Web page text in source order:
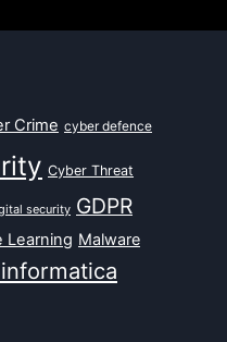
Crime cyber defence
Cyber Threat
security GDPR
Learning Malware